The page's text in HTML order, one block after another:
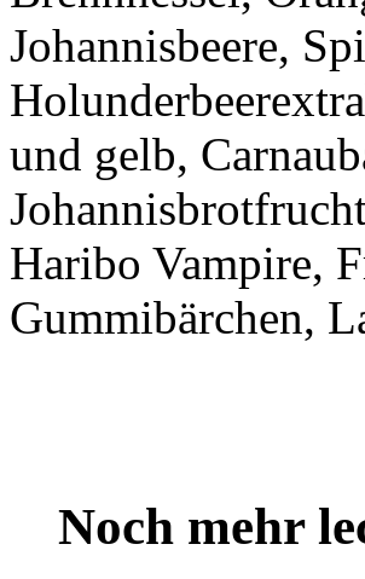
Johannisbeere,
und gelb,
Haribo Vampire,
Gummibärchen,
Noch mehr